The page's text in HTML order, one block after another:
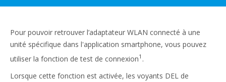
Pour pouvoir retrouver l’adaptateur WLAN connecté à une
unité spécifique dans l'application smartphone, vous pouvez
utiliser la fonction de test de connexion1 .
Lorsque cette fonction est activée, les voyants DEL de